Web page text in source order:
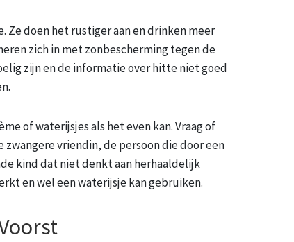
Ze doen het rustiger aan en drinken meer
zich in met zonbescherming tegen de
zijn en de informatie over hitte niet goed
of waterijsjes als het even kan. Vraag of
vriendin, de persoon die door een
kind dat niet denkt aan herhaaldelijk
en wel een waterijsje kan gebruiken.